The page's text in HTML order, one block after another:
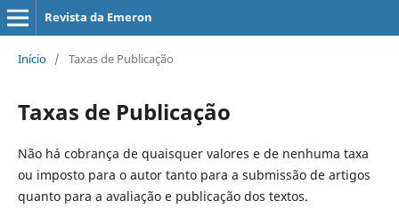
Revista da Emeron
Início / Taxas de Publicação
Taxas de Publicação
Não há cobrança de quaisquer valores e de nenhuma taxa
ou imposto para o autor tanto para a submissão de artigos
quanto para a avaliação e publicação dos textos.